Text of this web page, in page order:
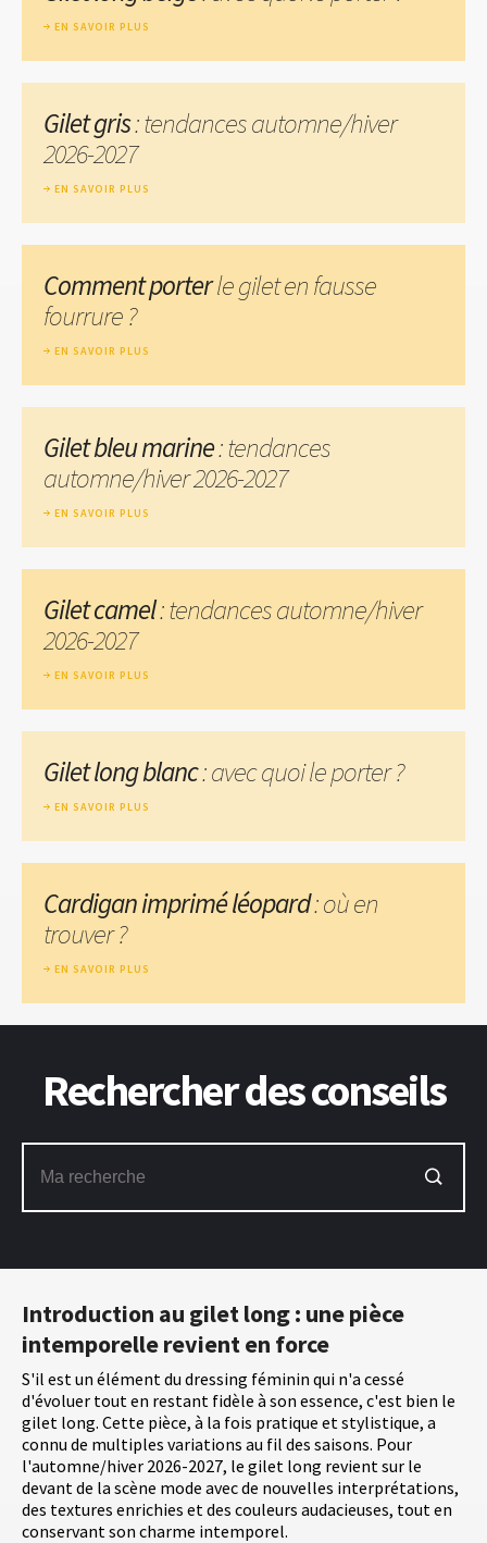
Introduction au gilet long : une pièce
intemporelle revient en force
S'il est un élément du dressing féminin qui n'a cessé
d'évoluer tout en restant fidèle à son essence, c'est bien le
gilet long. Cette pièce, à la fois pratique et stylistique, a
connu de multiples variations au fil des saisons. Pour
l'automne/hiver 2026-2027, le gilet long revient sur le
devant de la scène mode avec de nouvelles interprétations,
des textures enrichies et des couleurs audacieuses, tout en
conservant son charme intemporel.
EN SAVOIR PLUS
Gilet gris: tendances automne/hiver
2026-2027
EN SAVOIR PLUS
Comment porterle gilet en fausse
fourrure ?
EN SAVOIR PLUS
Gilet bleu marine: tendances
automne/hiver 2026-2027
EN SAVOIR PLUS
Gilet camel: tendances automne/hiver
2026-2027
EN SAVOIR PLUS
Gilet long blanc: avec quoi le porter ?
EN SAVOIR PLUS
Cardigan imprimé léopard: où en
trouver ?
EN SAVOIR PLUS
Rechercher des conseils